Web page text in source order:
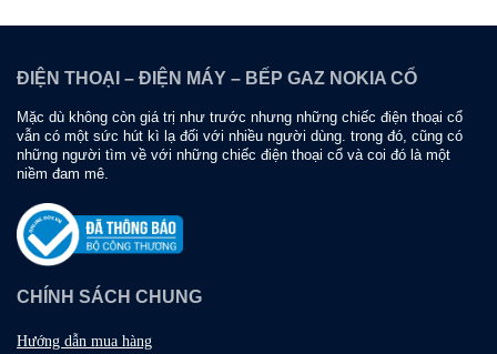
ĐIỆN THOẠI – ĐIỆN MÁY – BẾP GAZ NOKIA CỔ
Mặc dù không còn giá trị như trước nhưng những chiếc điện thoại cổ
vẫn có một sức hút kì lạ đối với nhiều người dùng. trong đó, cũng có
những người tìm về với những chiếc điện thoại cổ và coi đó là một
niềm đam mê.
CHÍNH SÁCH CHUNG
Hướng dẫn mua hàng